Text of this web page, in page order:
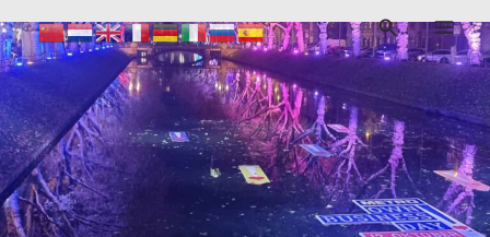
Inhalt
springen
Suchen
Von admin /13. Oktober 2021